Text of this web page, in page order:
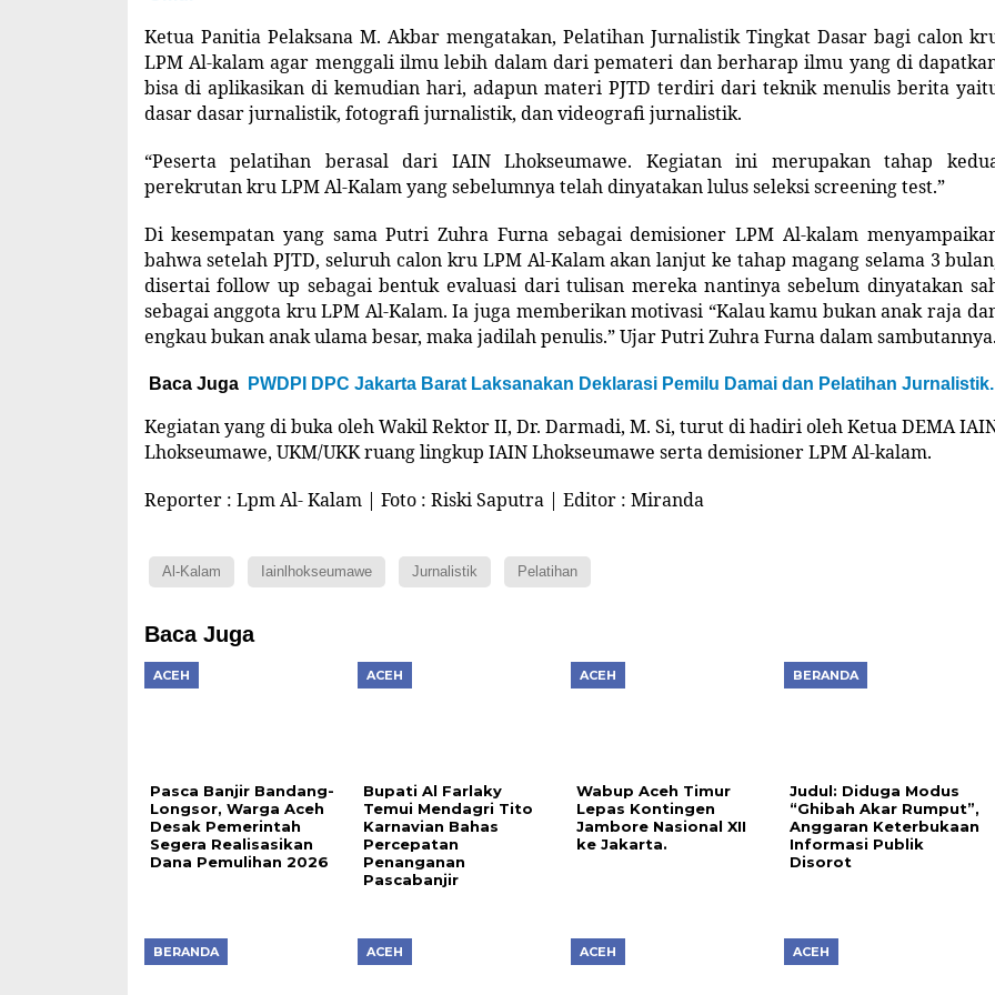
Ketua Panitia Pelaksana M. Akbar mengatakan, Pelatihan Jurnalistik Tingkat Dasar bagi calon
LPM Al-kalam agar menggali ilmu lebih dalam dari pemateri dan berharap ilmu yang di
bisa di aplikasikan di kemudian hari, adapun materi PJTD terdiri dari teknik menulis berita
dasar dasar jurnalistik, fotografi jurnalistik, dan videografi jurnalistik.
“Peserta pelatihan berasal dari IAIN Lhokseumawe. Kegiatan ini merupakan tahap
perekrutan kru LPM Al-Kalam yang sebelumnya telah dinyatakan lulus seleksi screening test.”
Di kesempatan yang sama Putri Zuhra Furna sebagai demisioner LPM Al-kalam
bahwa setelah PJTD, seluruh calon kru LPM Al-Kalam akan lanjut ke tahap magang selama 3
disertai follow up sebagai bentuk evaluasi dari tulisan mereka nantinya sebelum dinyatakan
sebagai anggota kru LPM Al-Kalam. Ia juga memberikan motivasi “Kalau kamu bukan anak raja
engkau bukan anak ulama besar, maka jadilah penulis.” Ujar Putri Zuhra Furna dalam sambutannya.
Baca Juga PWDPI DPC Jakarta Barat Laksanakan Deklarasi Pemilu Damai dan Pelatihan Jurnalistik.
Kegiatan yang di buka oleh Wakil Rektor II, Dr. Darmadi, M. Si, turut di hadiri oleh Ketua DEMA
Lhokseumawe, UKM/UKK ruang lingkup IAIN Lhokseumawe serta demisioner LPM Al-kalam.
Reporter : Lpm Al- Kalam | Foto : Riski Saputra | Editor : Miranda
Al-Kalam Iainlhokseumawe Jurnalistik Pelatihan
Baca Juga
ACEH
Pasca Banjir Bandang-
Longsor, Warga Aceh
Desak Pemerintah
Segera Realisasikan
Dana Pemulihan 2026
ACEH
Bupati Al Farlaky
Temui Mendagri Tito
Karnavian Bahas
Percepatan
Penanganan
Pascabanjir
ACEH
Wabup Aceh Timur
Lepas Kontingen
Jambore Nasional XII
ke Jakarta.
BERANDA
Judul: Diduga Modus
“Ghibah Akar Rumput”,
Anggaran Keterbukaan
Informasi Publik
Disorot
BERANDA ACEH ACEH ACEH